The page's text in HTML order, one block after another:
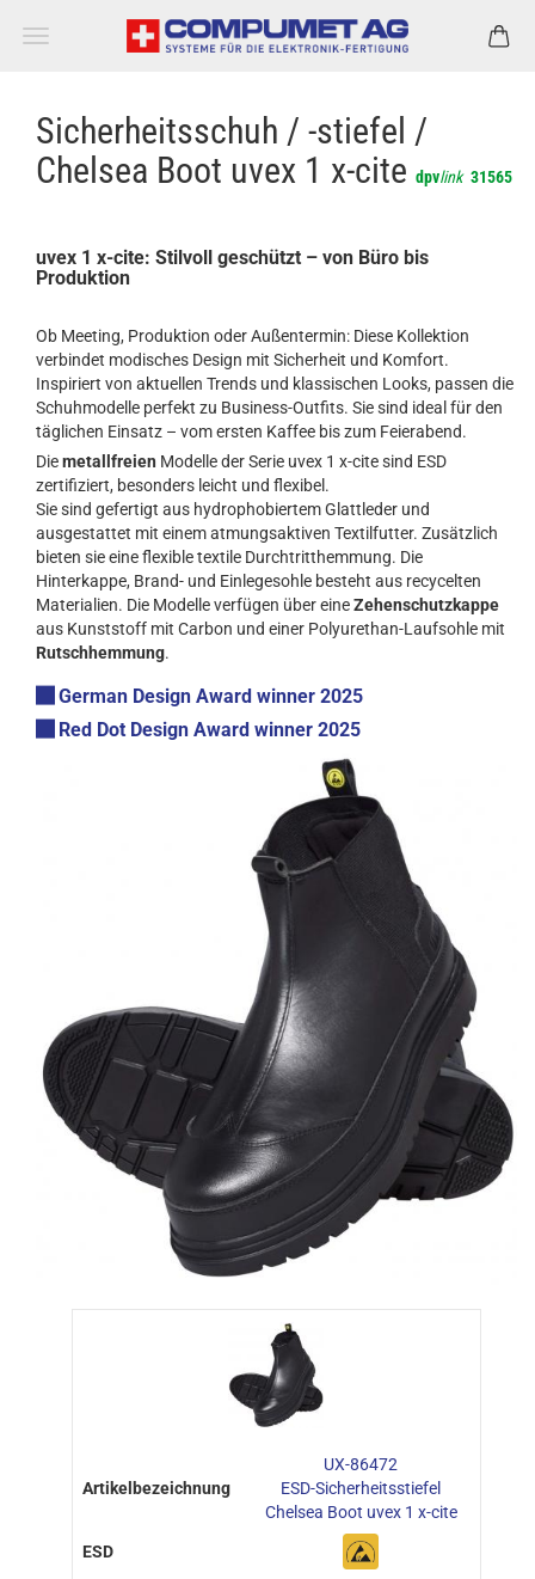
Sicherheitsschuh / -stiefel /
Chelsea Boot uvex 1 x-cite dpvlink 31565
uvex 1 x-cite: Stilvoll geschützt – von Büro bis
Produktion
Ob Meeting, Produktion oder Außentermin: Diese Kollektion
verbindet modisches Design mit Sicherheit und Komfort.
Inspiriert von aktuellen Trends und klassischen Looks, passen die
Schuhmodelle perfekt zu Business-Outfits. Sie sind ideal für den
täglichen Einsatz – vom ersten Kaffee bis zum Feierabend.
Diemetallfreien Modelle der Serie uvex 1 x-cite sind ESD
zertifiziert, besonders leicht und flexibel.
Sie sind gefertigt aus hydrophobiertem Glattleder und
ausgestattet mit einem atmungsaktiven Textilfutter. Zusätzlich
bieten sie eine flexible textile Durchtritthemmung. Die
Hinterkappe, Brand- und Einlegesohle besteht aus recycelten
Materialien. Die Modelle verfügen über eineZehenschutzkappe
aus Kunststoff mit Carbon und einer Polyurethan-Laufsohle mit
Rutschhemmung.
German Design Award winner 2025
Red Dot Design Award winner 2025
UX-86472
ESD-Sicherheitsstiefel
Chelsea Boot uvex 1 x-cite